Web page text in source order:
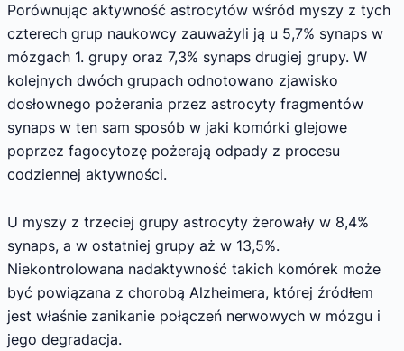
Porównując aktywność astrocytów wśród myszy z tych
czterech grup naukowcy zauważyli ją u 5,7% synaps w
mózgach 1. grupy oraz 7,3% synaps drugiej grupy. W
kolejnych dwóch grupach odnotowano zjawisko
dosłownego pożerania przez astrocyty fragmentów
synaps w ten sam sposób w jaki komórki glejowe
poprzez fagocytozę pożerają odpady z procesu
codziennej aktywności.
U myszy z trzeciej grupy astrocyty żerowały w 8,4%
synaps, a w ostatniej grupy aż w 13,5%.
Niekontrolowana nadaktywność takich komórek może
być powiązana z chorobą Alzheimera, której źródłem
jest właśnie zanikanie połączeń nerwowych w mózgu i
jego degradacja.